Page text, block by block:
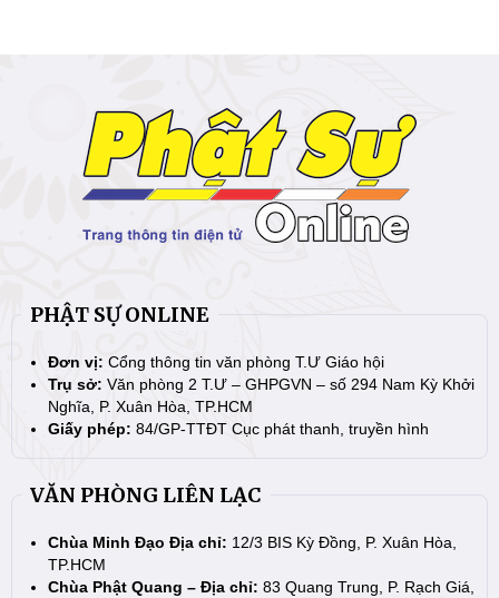
PHẬT SỰ ONLINE
Đơn vị: Cổng thông tin văn phòng T.Ư Giáo hội
Trụ sở: Văn phòng 2 T.Ư – GHPGVN – số 294 Nam Kỳ Khởi
Nghĩa, P. Xuân Hòa, TP.HCM
Giấy phép: 84/GP-TTĐT Cục phát thanh, truyền hình
VĂN PHÒNG LIÊN LẠC
Chùa Minh Đạo Địa chỉ: 12/3 BIS Kỳ Đồng, P. Xuân Hòa,
TP.HCM
Chùa Phật Quang – Địa chỉ: 83 Quang Trung, P. Rạch Giá,